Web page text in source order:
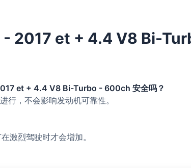
- 2017 et + 4.4 V8 Bi-
et + 4.4 V8 Bi-Turbo - 600ch 安全吗？
行，不会影响发动机可靠性。
激烈驾驶时才会增加。